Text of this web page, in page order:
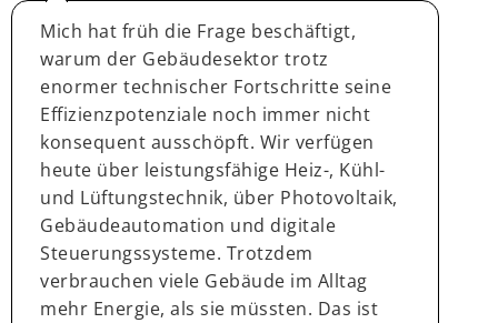
Mich hat früh die Frage beschäftigt,
warum der Gebäudesektor trotz
enormer technischer Fortschritte seine
Effizienzpotenziale noch immer nicht
konsequent ausschöpft. Wir verfügen
heute über leistungsfähige Heiz-, Kühl-
und Lüftungstechnik, über Photovoltaik,
Gebäudeautomation und digitale
Steuerungssysteme. Trotzdem
verbrauchen viele Gebäude im Alltag
mehr Energie, als sie müssten. Das ist